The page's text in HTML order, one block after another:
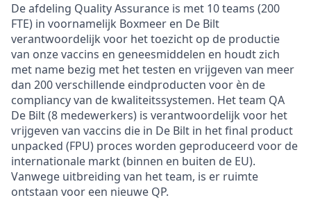
De afdeling Quality Assurance is met 10 teams (200
FTE) in voornamelijk Boxmeer en De Bilt
verantwoordelijk voor het toezicht op de productie
van onze vaccins en geneesmiddelen en houdt zich
met name bezig met het testen en vrijgeven van meer
dan 200 verschillende eindproducten voor èn de
compliancy van de kwaliteitssystemen. Het team QA
De Bilt (8 medewerkers) is verantwoordelijk voor het
vrijgeven van vaccins die in De Bilt in het final product
unpacked (FPU) proces worden geproduceerd voor de
internationale markt (binnen en buiten de EU).
Vanwege uitbreiding van het team, is er ruimte
ontstaan voor een nieuwe QP.